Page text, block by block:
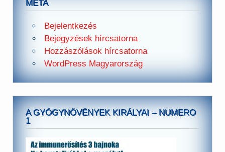
META
Bejelentkezés
Bejegyzések hírcsatorna
Hozzászólások hírcsatorna
WordPress Magyarország
A GYÓGYNÖVÉNYEK KIRÁLYAI – NUMERO
1